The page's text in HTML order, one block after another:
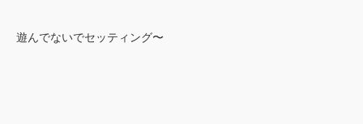
遊んでないでセッティング〜